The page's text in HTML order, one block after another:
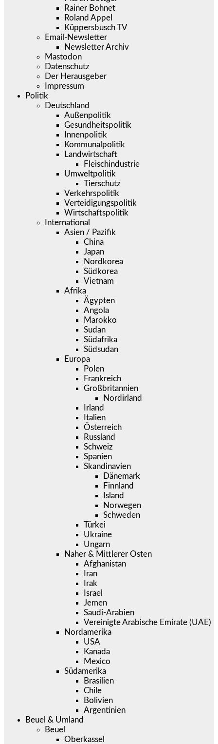
Rainer Bohnet
Roland Appel
Küppersbusch TV
Email-Newsletter
Newsletter Archiv
Mastodon
Datenschutz
Der Herausgeber
Impressum
Politik
Deutschland
Außenpolitik
Gesundheitspolitik
Innenpolitik
Kommunalpolitik
Landwirtschaft
Fleischindustrie
Umweltpolitik
Tierschutz
Verkehrspolitik
Verteidigungspolitik
Wirtschaftspolitik
International
Asien / Pazifik
China
Japan
Nordkorea
Südkorea
Vietnam
Afrika
Ägypten
Angola
Marokko
Sudan
Südafrika
Südsudan
Europa
Polen
Frankreich
Großbritannien
Nordirland
Irland
Italien
Österreich
Russland
Schweiz
Spanien
Skandinavien
Dänemark
Finnland
Island
Norwegen
Schweden
Türkei
Ukraine
Ungarn
Naher & Mittlerer Osten
Afghanistan
Iran
Irak
Israel
Jemen
Saudi-Arabien
Vereinigte Arabische Emirate (UAE)
Nordamerika
USA
Kanada
Mexico
Südamerika
Brasilien
Chile
Bolivien
Argentinien
Beuel & Umland
Beuel
Oberkassel